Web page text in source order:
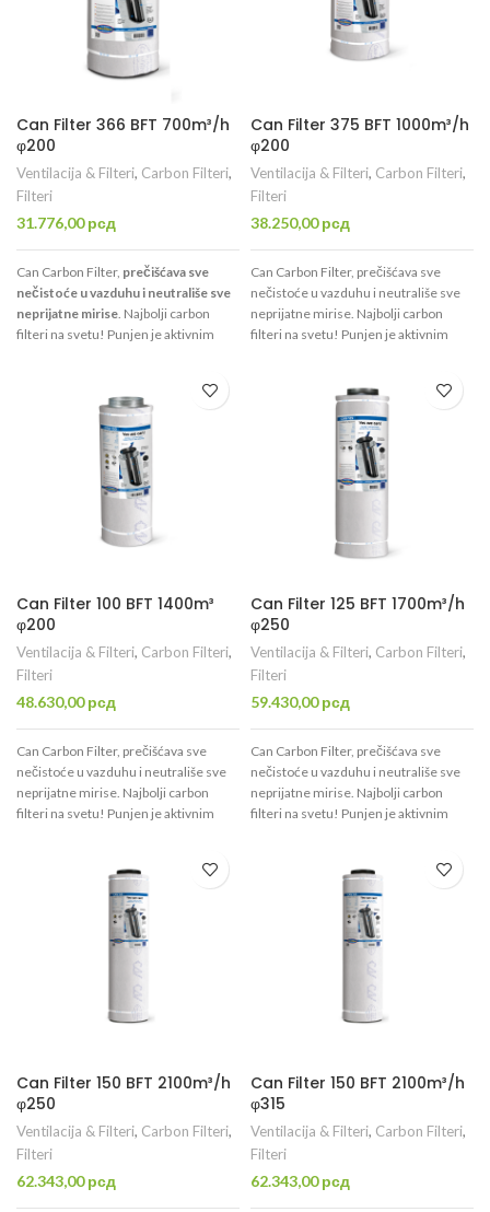
Can Filter 366 BFT 700m³/h
φ200
Ventilacija & Filteri, Carbon Filteri,
Filteri
31.776,00рсд
Can Carbon Filter, prečišćava sve
nečistoće u vazduhu i neutrališe sve
neprijatne mirise. Najbolji carbon
filteri na svetu! Punjen je aktivnim
Uspešno prečisti 700m³/h ,
ima otvor promera φ200mm.
Dovoljno za prostoriju
Can Filter 375 BFT 1000m³/h
φ200
Ventilacija & Filteri, Carbon Filteri,
Filteri
38.250,00рсд
Can Carbon Filter, prečišćava sve
nečistoće u vazduhu i neutrališe sve
neprijatne mirise. Najbolji carbon
filteri na svetu! Punjen je aktivnim
vazduha. Uspešno prečisti 1000m³/h,
ima otvor promera φ200mm.
Can Filter 100 BFT 1400m³
φ200
Ventilacija & Filteri, Carbon Filteri,
Filteri
48.630,00рсд
Can Carbon Filter, prečišćava sve
nečistoće u vazduhu i neutrališe sve
neprijatne mirise. Najbolji carbon
filteri na svetu! Punjen je aktivnim
vazduha. Uspešno prečisti 1400m³/h,
ima otvor promera φ200mm.
Can Filter 125 BFT 1700m³/h
φ250
Ventilacija & Filteri, Carbon Filteri,
Filteri
59.430,00рсд
Can Carbon Filter, prečišćava sve
nečistoće u vazduhu i neutrališe sve
neprijatne mirise. Najbolji carbon
filteri na svetu! Punjen je aktivnim
vazduha. Uspešno prečisti 1700m³/h,
ima otvor promera φ250mm.
Can Filter 150 BFT 2100m³/h
φ250
Ventilacija & Filteri, Carbon Filteri,
Filteri
62.343,00рсд
Can Filter 150 BFT 2100m³/h
φ315
Ventilacija & Filteri, Carbon Filteri,
Filteri
62.343,00рсд